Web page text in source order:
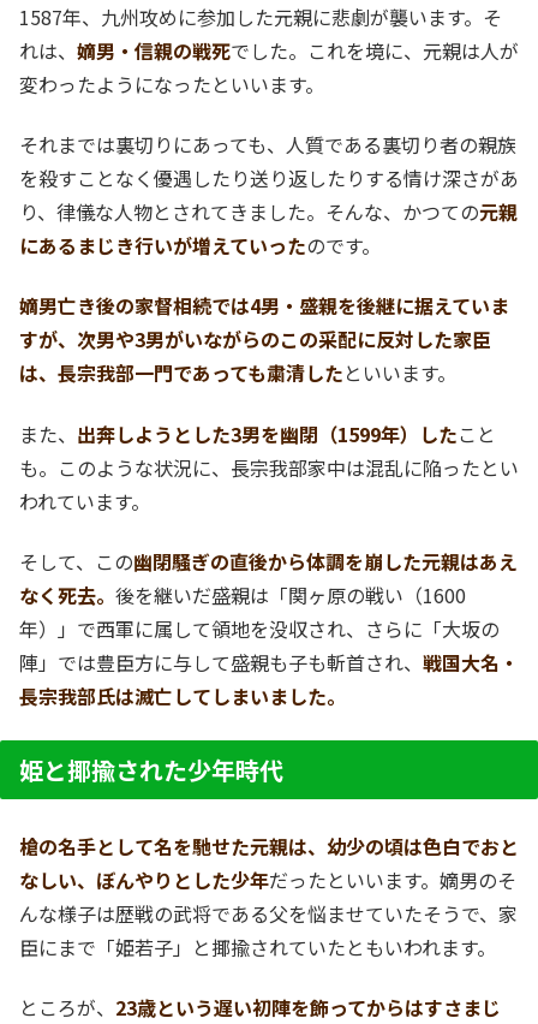
1587年、九州攻めに参加した元親に悲劇が襲います。そ
れは、 嫡男・信親の戦死でした。これを境に、元親は人が
変わったようになったといいます。
それまでは裏切りにあっても、人質である裏切り者の親族
を殺すことなく優遇したり送り返したりする情け深さがあ
り、律儀な人物とされてきました。そんな、かつての元親
にあるまじき行いが増えていったのです。
嫡男亡き後の家督相続では4男・盛親を後継に据えていま
すが、次男や3男がいながらのこの采配に反対した家臣
は、長宗我部一門であっても粛清したといいます。
また、 出奔しようとした3男を幽閉（1599年）したこと
も。このような状況に、長宗我部家中は混乱に陥ったとい
われています。
そして、この幽閉騒ぎの直後から体調を崩した元親はあえ
なく死去。 後を継いだ盛親は「関ヶ原の戦い（1600
年）」で西軍に属して領地を没収され、さらに「大坂の
陣」では豊臣方に与して盛親も子も斬首され、 戦国大名・
長宗我部氏は滅亡してしまいました。
姫と揶揄された少年時代
槍の名手として名を馳せた元親は、幼少の頃は色白でおと
なしい、ぼんやりとした少年だったといいます。嫡男のそ
んな様子は歴戦の武将である父を悩ませていたそうで、家
臣にまで「姫若子」と揶揄されていたともいわれます。
ところが、 23歳という遅い初陣を飾ってからはすさまじ